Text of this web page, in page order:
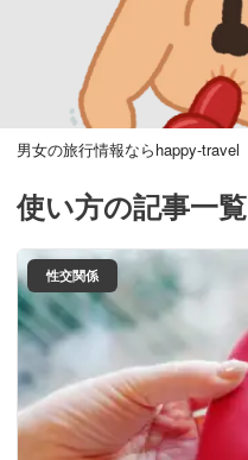
男女の旅行情報ならhappy-travel
使い方の記事一覧
性交関係